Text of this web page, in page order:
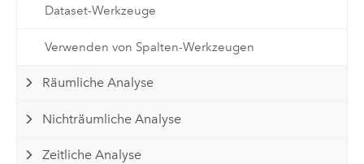
Dataset-Werkzeuge
Verwenden von Spalten-Werkzeugen
Räumliche Analyse
Nichträumliche Analyse
Zeitliche Analyse